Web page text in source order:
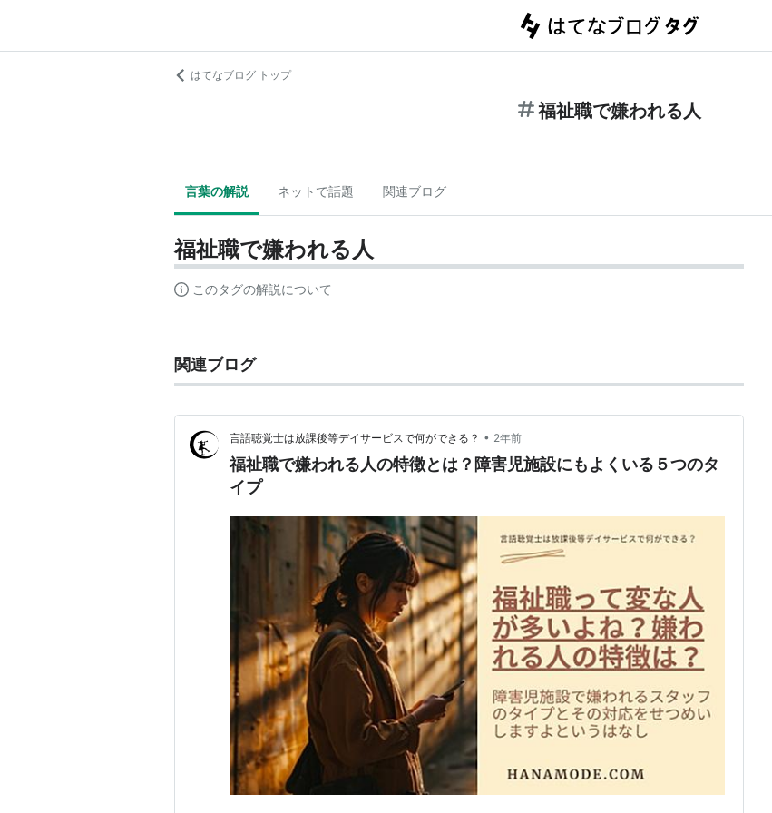
はてなブログ トップ
福祉職で嫌われる人
言葉の解説 ネットで話題 関連ブログ
福祉職で嫌われる人
このタグの解説について
関連ブログ
言語聴覚士は放課後等デイサービスで何ができる？ • 2年前
福祉職で嫌われる人の特徴とは？障害児施設にもよくいる５つのタ
イプ